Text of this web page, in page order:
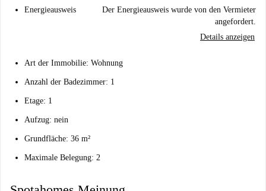
Energieausweis
Der Energieausweis wurde von den Vermieter
angefordert.
Details anzeigen
Art der Immobilie: Wohnung
Anzahl der Badezimmer: 1
Etage: 1
Aufzug: nein
Grundfläche: 36 m²
Maximale Belegung: 2